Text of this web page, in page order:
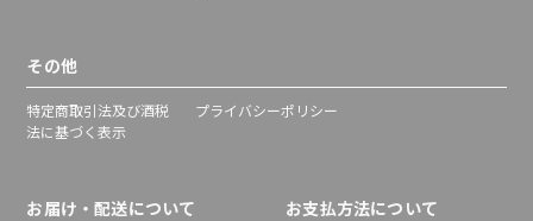
その他
特定商取引法及び酒税
法に基づく表示
プライバシーポリシー
お届け・配送について お支払方法について